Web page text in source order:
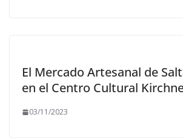
El Mercado Artesanal de
en el Centro Cultural
03/11/2023